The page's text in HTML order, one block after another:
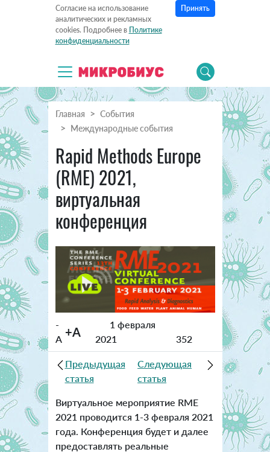
Согласие на использование
аналитических и рекламных
cookies. Подробнее в Политике
конфиденциальности
Принять
Главная
События
Международные события
Rapid Methods Europe
(RME) 2021,
виртуальная
конференция
-
A +A
1 февраля
2021
352
Предыдущая
статья
Следующая
статья
Виртуальное мероприятие RME
2021 проводится 1-3 февраля 2021
года. Конференция будет и далее
предоставлять реальные